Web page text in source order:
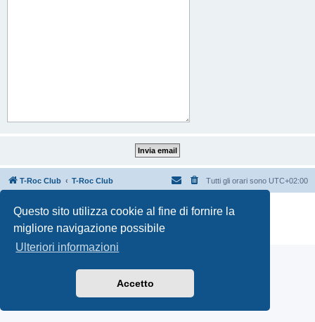
Questo sito utilizza cookie al fine di fornire la
migliore navigazione possibile
Ulteriori informazioni
Accetto
T-Roc Club T-Roc Club Tutti gli orari sono UTC+02:00
Creato da
® Forum Software © phpBB Limited
Privacy|Condizioni